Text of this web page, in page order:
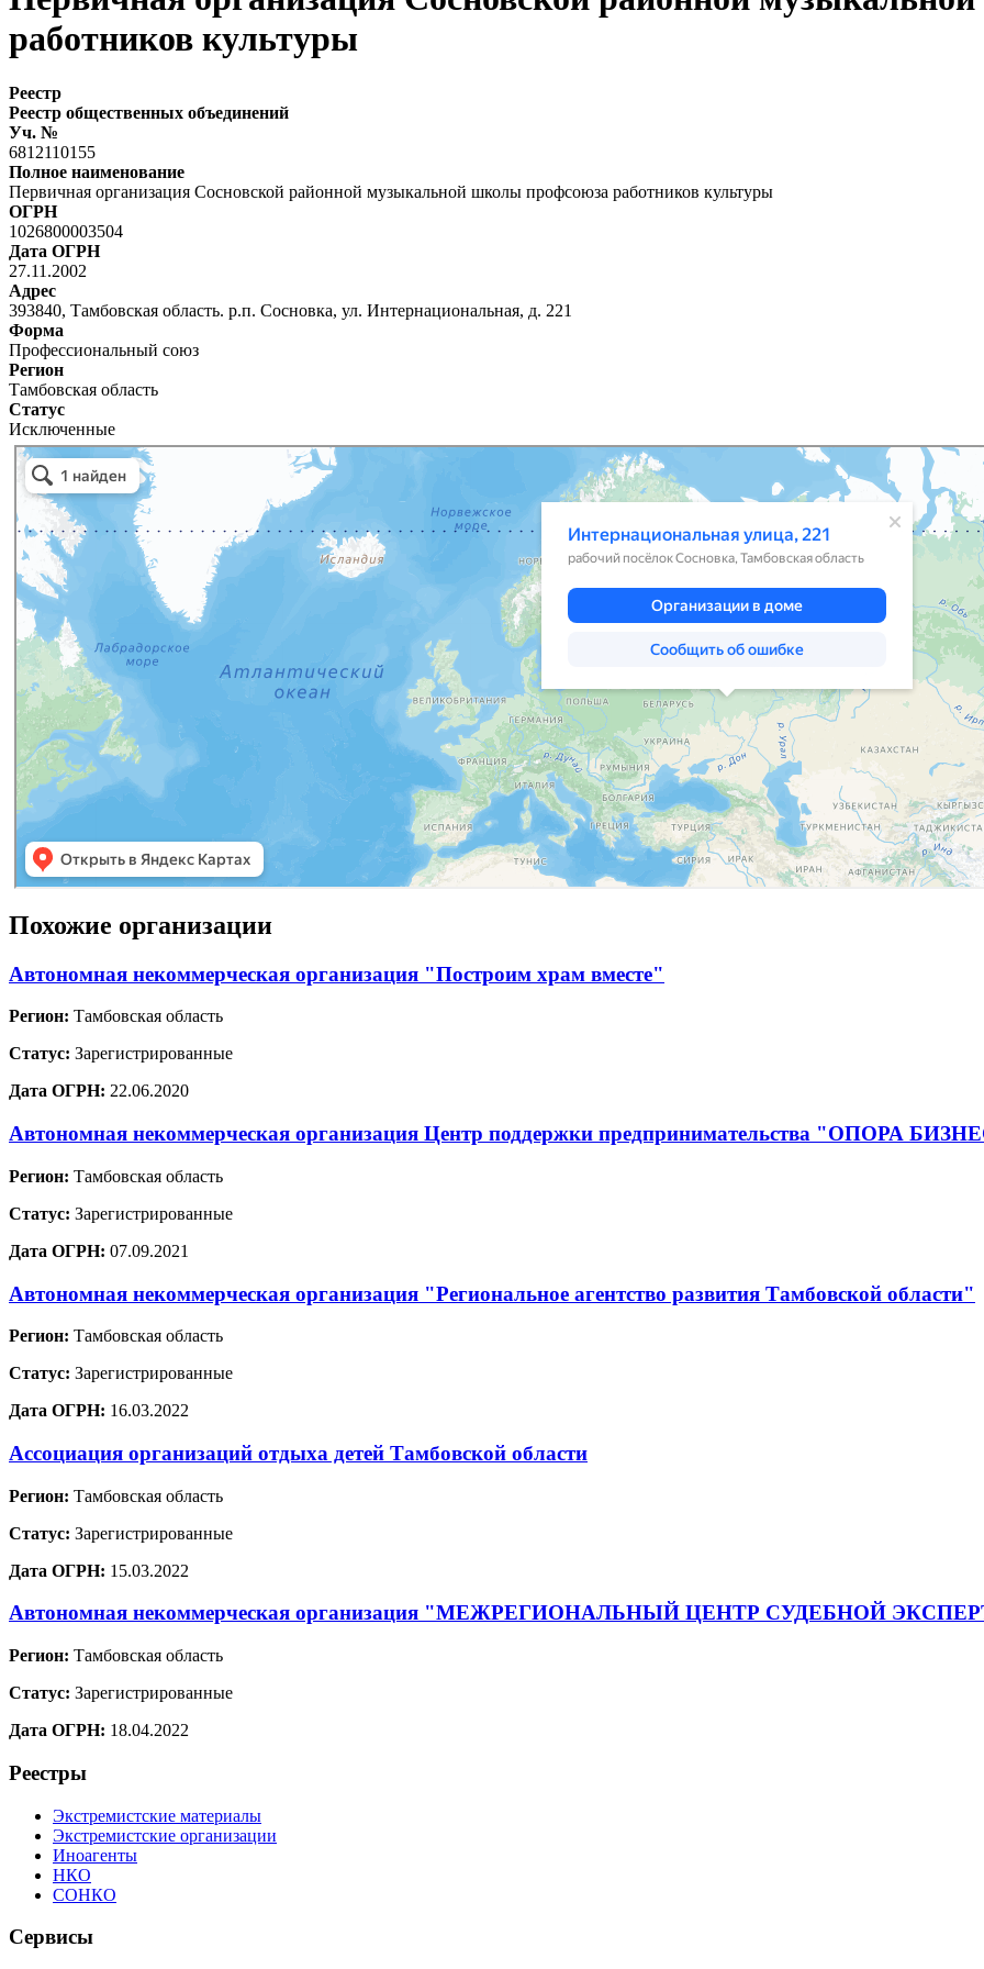
работников культуры
Реестр
Реестр общественных объединений
Уч. №
6812110155
Полное наименование
Первичная организация Сосновской районной музыкальной школы профсоюза работников культуры
ОГРН
1026800003504
Дата ОГРН
27.11.2002
Адрес
393840, Тамбовская область. р.п. Сосновка, ул. Интернациональная, д. 221
Форма
Профессиональный союз
Регион
Тамбовская область
Статус
Исключенные
Похожие организации
Автономная некоммерческая организация "Построим храм вместе"
Регион: Тамбовская область
Статус: Зарегистрированные
Дата ОГРН: 22.06.2020
Автономная некоммерческая организация Центр поддержки предпринимательства "ОПОРА
Регион: Тамбовская область
Статус: Зарегистрированные
Дата ОГРН: 07.09.2021
Автономная некоммерческая организация "Региональное агентство развития Тамбовской области"
Регион: Тамбовская область
Статус: Зарегистрированные
Дата ОГРН: 16.03.2022
Ассоциация организаций отдыха детей Тамбовской области
Регион: Тамбовская область
Статус: Зарегистрированные
Дата ОГРН: 15.03.2022
Автономная некоммерческая организация "МЕЖРЕГИОНАЛЬНЫЙ ЦЕНТР СУДЕБНОЙ
Регион: Тамбовская область
Статус: Зарегистрированные
Дата ОГРН: 18.04.2022
Реестры
Экстремистские материалы
Экстремистские организации
Иноагенты
НКО
СОНКО
Сервисы